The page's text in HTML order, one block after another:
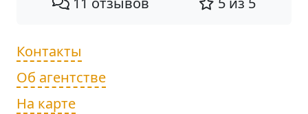
Контакты
Об агентстве
На карте